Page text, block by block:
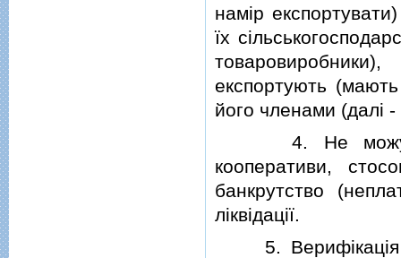
намiр
їх
експортують
його членами (далi -
4. Не можуть
кооперативи,
банкрутство
лiквiдацiї.
5. Верифiкацiя